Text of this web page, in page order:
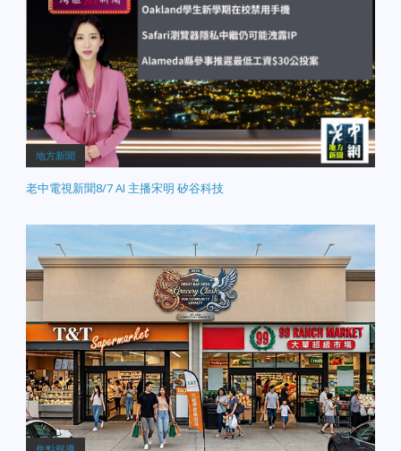
地方新聞
老中電視新聞8/7 AI 主播宋明 矽谷科技